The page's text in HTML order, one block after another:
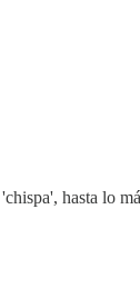
hasta lo